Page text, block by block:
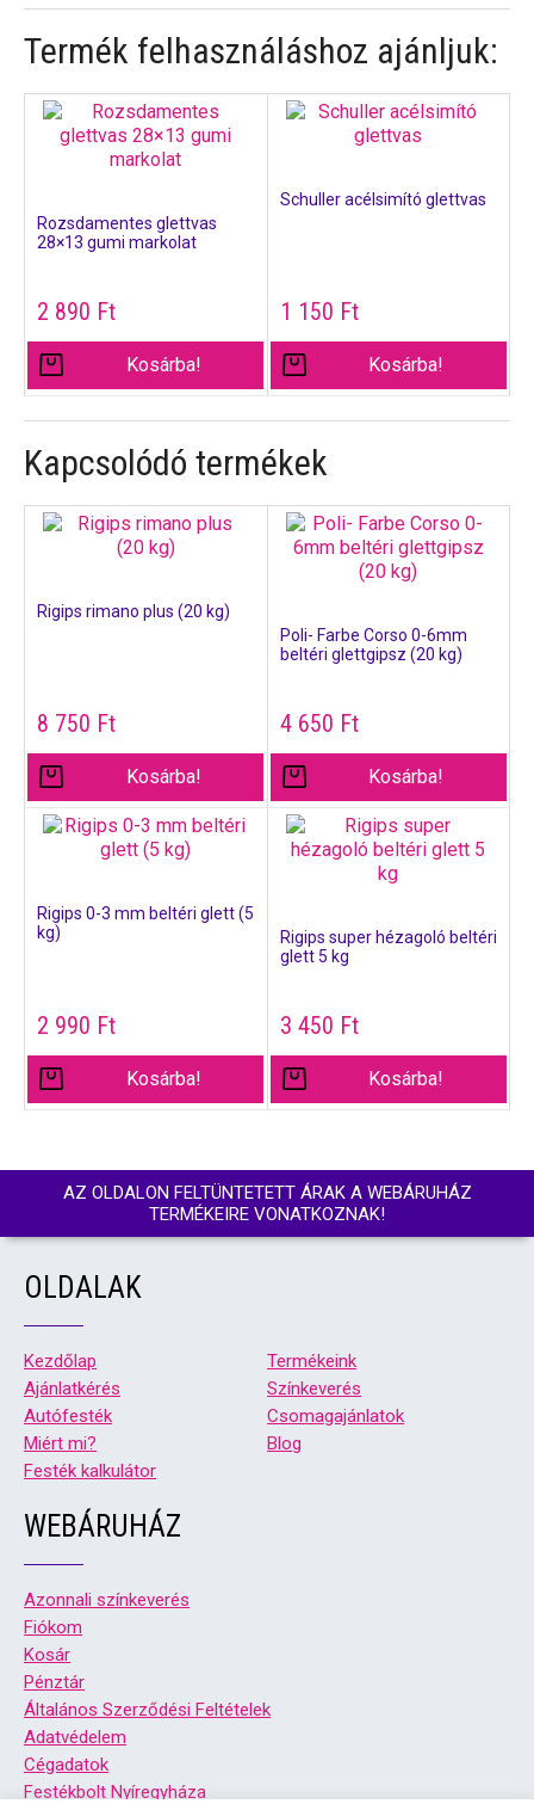
Termék felhasználáshoz ajánljuk:
Rozsdamentes glettvas
28×13 gumi markolat
2 890 Ft
Kosárba!
Schuller acélsimító glettvas
1 150 Ft
Kosárba!
Kapcsolódó termékek
Rigips rimano plus (20 kg)
8 750 Ft
Kosárba!
Poli- Farbe Corso 0-6mm
beltéri glettgipsz (20 kg)
4 650 Ft
Kosárba!
Rigips 0-3 mm beltéri glett (5
kg)
2 990 Ft
Kosárba!
Rigips super hézagoló beltéri
glett 5 kg
3 450 Ft
Kosárba!
AZ OLDALON FELTÜNTETETT ÁRAK A WEBÁRUHÁZ
TERMÉKEIRE VONATKOZNAK!
OLDALAK
Kezdőlap
Termékeink
Ajánlatkérés
Színkeverés
Autófesték
Csomagajánlatok
Miért mi?
Blog
Festék kalkulátor
WEBÁRUHÁZ
Azonnali színkeverés
Fiókom
Kosár
Pénztár
Általános Szerződési Feltételek
Adatvédelem
Cégadatok
Festékbolt Nyíregyháza